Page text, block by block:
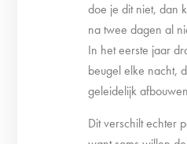
doe je dit niet, dan
na twee dagen al
In het eerste jaar
beugel elke nacht,
geleidelijk
Dit verschilt echter